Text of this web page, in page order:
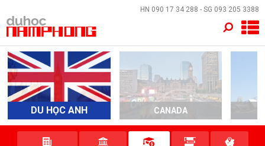
HN 090 17 34 288 - SG 093 205 3388
DU HỌC ANH CANADA
×
TRANG CHỦ
QUỐC GIA
EVENTS
DỊCH VỤ